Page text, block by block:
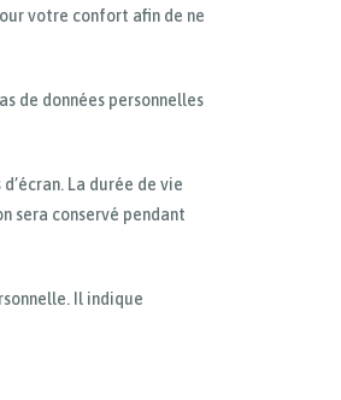
votre confort afin de ne
de données personnelles
La durée de vie
sera conservé pendant
Il indique